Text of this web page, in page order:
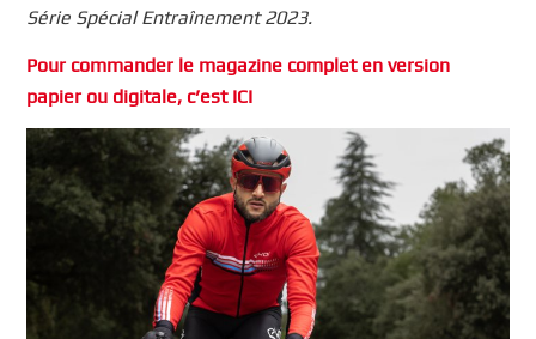
Série Spécial Entraînement 2023.
Pour commander le magazine complet en version
papier ou digitale, c’est ICI